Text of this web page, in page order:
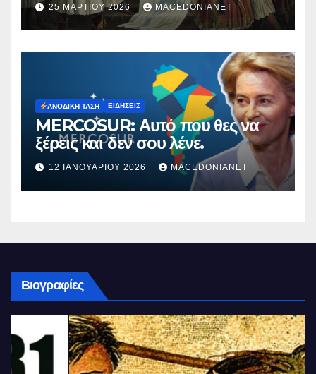
25 ΜΑΡΤΊΟΥ 2026 MACEDONIANET
ΑΝΟΔΙΚΉ ΤΆΣΗ ΕΙΔΉΣΕΙΣ
MERCOSUR: Αυτό που θες να
ξέρεις και δεν σου λένε.
12 ΙΑΝΟΥΑΡΊΟΥ 2026 MACEDONIANET
Βιογραφίες